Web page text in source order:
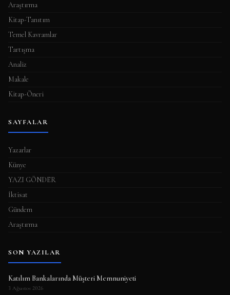
Araştırma
Kitap-Tanıtım
Temel Kavramlar
Tartışma
Analiz
Makale
Kitap-Öneri
SAYFALAR
Yazarlar
Künye
YAZI GÖNDER
İktisat
Gündem
Araştırma
SON YAZILAR
Katılım Bankalarında Müşteri Memnuniyeti
3 Ağustos 2026